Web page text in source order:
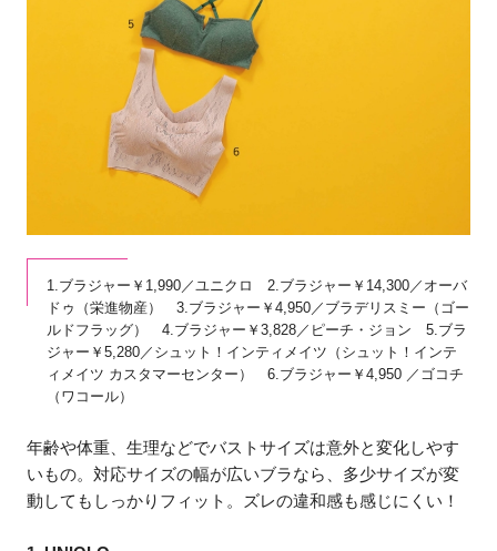
1.ブラジャー￥1,990／ユニクロ 2.ブラジャー￥14,300／オーバ
ドゥ（栄進物産） 3.ブラジャー￥4,950／ブラデリスミー（ゴー
ルドフラッグ） 4.ブラジャー￥3,828／ピーチ・ジョン 5.ブラ
ジャー￥5,280／シュット！インティメイツ（シュット！インテ
ィメイツ カスタマーセンター） 6.ブラジャー￥4,950 ／ゴコチ
（ワコール）
年齢や体重、生理などでバストサイズは意外と変化しやす
いもの。対応サイズの幅が広いブラなら、多少サイズが変
動してもしっかりフィット。ズレの違和感も感じにくい！